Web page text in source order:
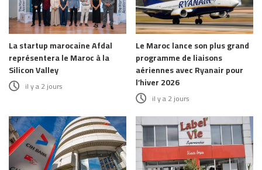
La startup marocaine Afdal
représentera le Maroc à la
Silicon Valley
il y a 2 jours
Le Maroc lance son plus grand
programme de liaisons
aériennes avec Ryanair pour
l’hiver 2026
il y a 2 jours